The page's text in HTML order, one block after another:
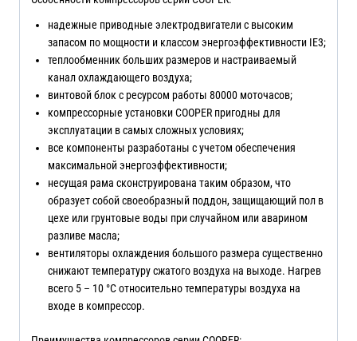
надежные приводные электродвигатели с высоким
запасом по мощности и классом энергоэффективности IE3;
теплообменник больших размеров и настраиваемый
канал охлаждающего воздуха;
винтовой блок с ресурсом работы 80000 моточасов;
компрессорные установки COOPER пригодны для
эксплуатации в самых сложных условиях;
все компоненты разработаны с учетом обеспечения
максимальной энергоэффективности;
несущая рама сконструирована таким образом, что
образует собой своеобразный поддон, защищающий пол в
цехе или грунтовые воды при случайном или аварином
разливе масла;
вентиляторы охлаждения большого размера существенно
снижают температуру сжатого воздуха на выходе. Нагрев
всего 5 – 10 °С относительно температуры воздуха на
входе в компрессор.